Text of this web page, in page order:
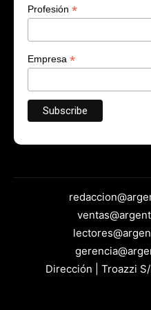
Profesión *
Empresa *
Dirección | Troazzi